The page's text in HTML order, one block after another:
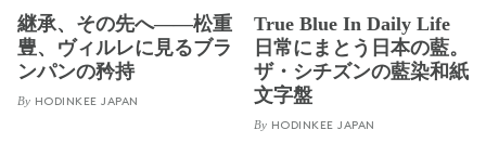
継承、その先へ——松重
豊、ヴィルレに見るブラ
ンパンの矜持
By HODINKEE JAPAN
True Blue In Daily Life
日常にまとう日本の藍。
ザ・シチズンの藍染和紙
文字盤
By HODINKEE JAPAN